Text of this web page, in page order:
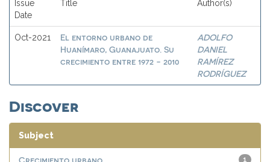
Issue
Date
Title Author(s)
Oct-2021
El entorno urbano de
Huanímaro, Guanajuato. Su
crecimiento entre 1972 - 2010
ADOLFO
DANIEL
RAMÍREZ
RODRÍGUEZ
Discover
Subject
1
Crecimiento urbano